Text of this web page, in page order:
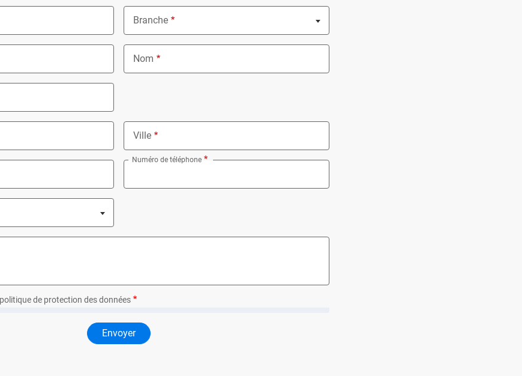
Branche
Nothing selected
Nom
Ville
Numéro de téléphone
de protection des données